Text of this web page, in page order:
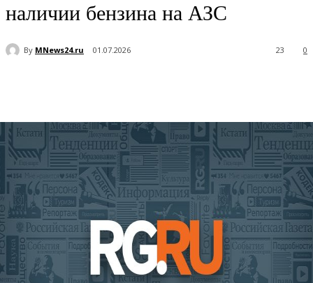
наличии бензина на АЗС
By MNews24.ru 01.07.2026 0
23